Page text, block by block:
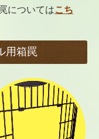
についてはこち
用箱罠